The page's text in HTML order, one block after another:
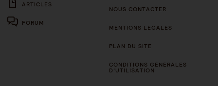
ARTICLES
FORUM
NOUS CONTACTER
MENTIONS LÉGALES
PLAN DU SITE
CONDITIONS GÉNÉRALES
D’UTILISATION